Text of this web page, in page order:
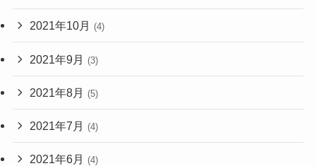
2021年10月 (4)
2021年9月 (3)
2021年8月 (5)
2021年7月 (4)
2021年6月 (4)